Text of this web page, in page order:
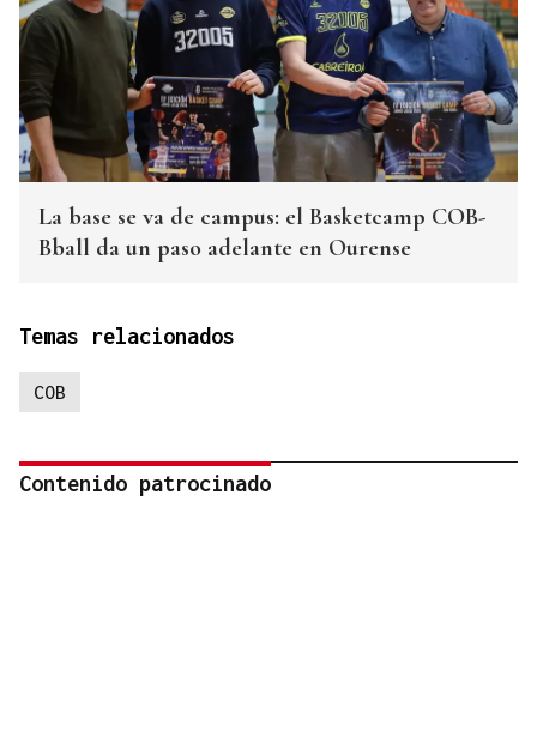
La base se va de campus: el Basketcamp COB-
Bball da un paso adelante en Ourense
Temas relacionados
COB
Contenido patrocinado